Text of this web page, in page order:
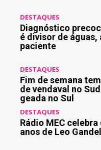
DESTAQUES
Diagnóstico
é divisor de águas,
paciente
DESTAQUES
Fim de semana
de vendaval no
geada no Sul
DESTAQUES
Rádio MEC celebra
anos de Leo